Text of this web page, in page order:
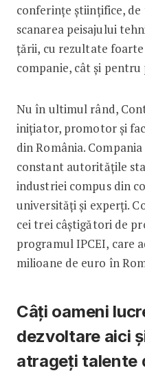
conferințe științifice,
scanarea peisajului
țării, cu rezultate
companie, cât și
Nu în ultimul rând,
inițiator, promotor și
din România.
constant autoritățile
industriei compus din
universități și experți.
cei trei câștigători de
programul IPCEI, care
milioane de euro în
Câți oameni
dezvoltare aici
atrageți talente